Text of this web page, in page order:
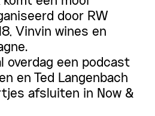
door RW
Vinvin wines en
overdag een podcast
en Ted Langenbach
afsluiten in Now &